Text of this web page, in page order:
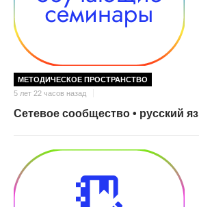
МЕТОДИЧЕСКОЕ ПРОСТРАНСТВО
5 лет 22 часов назад
Сетевое сообщество • русский